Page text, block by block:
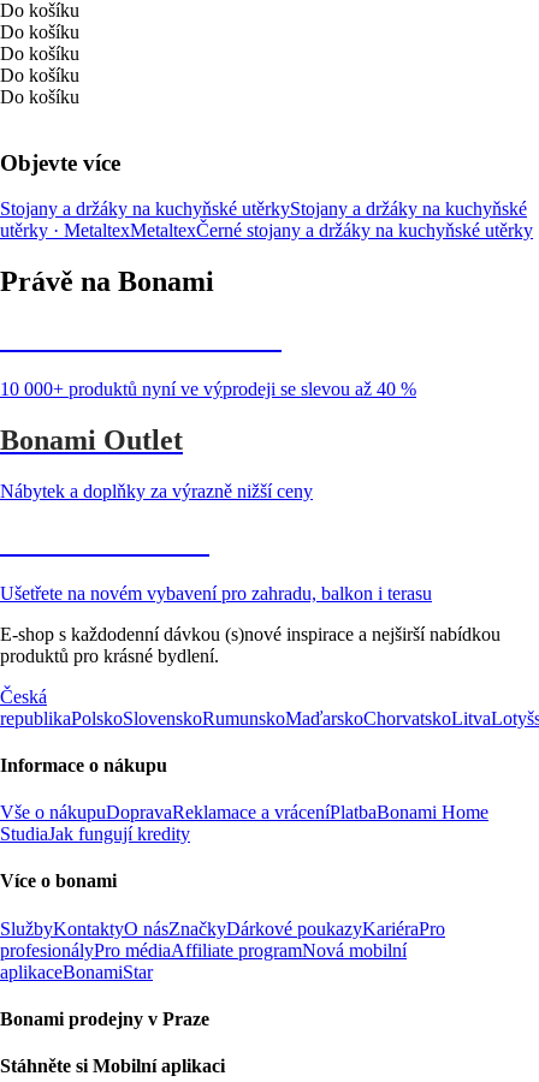
Do košíku
Do košíku
Do košíku
Do košíku
Do košíku
Objevte více
Stojany a držáky na kuchyňské utěrkyStojany a držáky na kuchyňské
utěrky · MetaltexMetaltexČerné stojany a držáky na kuchyňské utěrky
Právě na Bonami
10 000+ produktů nyní ve výprodeji se slevou až 40 %
Bonami Outlet
Nábytek a doplňky za výrazně nižší ceny
Ušetřete na novém vybavení pro zahradu, balkon i terasu
E-shop s každodenní dávkou (s)nové inspirace a nejširší nabídkou
produktů pro krásné bydlení.
Česká
republikaPolskoSlovenskoRumunskoMaďarskoChorvatskoLitva
Informace o nákupu
Vše o nákupuDopravaReklamace a vráceníPlatbaBonami Home
StudiaJak fungují kredity
Více o bonami
SlužbyKontaktyO násZnačkyDárkové poukazyKariéraPro
profesionályPro médiaAffiliate programNová mobilní
aplikaceBonamiStar
Bonami prodejny v Praze
Stáhněte si Mobilní aplikaci